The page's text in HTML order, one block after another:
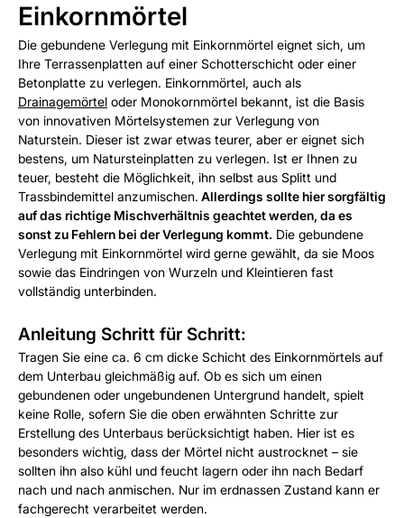
Einkornmörtel
Die gebundene Verlegung mit Einkornmörtel eignet sich, um
Ihre Terrassenplatten auf einer Schotterschicht oder einer
Betonplatte zu verlegen. Einkornmörtel, auch als
Drainagemörtel oder Monokornmörtel bekannt, ist die Basis
von innovativen Mörtelsystemen zur Verlegung von
Naturstein. Dieser ist zwar etwas teurer, aber er eignet sich
bestens, um Natursteinplatten zu verlegen. Ist er Ihnen zu
teuer, besteht die Möglichkeit, ihn selbst aus Splitt und
Trassbindemittel anzumischen. Allerdings sollte hier sorgfältig
auf das richtige Mischverhältnis geachtet werden, da es
sonst zu Fehlern bei der Verlegung kommt. Die gebundene
Verlegung mit Einkornmörtel wird gerne gewählt, da sie Moos
sowie das Eindringen von Wurzeln und Kleintieren fast
vollständig unterbinden.
Anleitung Schritt für Schritt:
Tragen Sie eine ca. 6 cm dicke Schicht des Einkornmörtels auf
dem Unterbau gleichmäßig auf. Ob es sich um einen
gebundenen oder ungebundenen Untergrund handelt, spielt
keine Rolle, sofern Sie die oben erwähnten Schritte zur
Erstellung des Unterbaus berücksichtigt haben. Hier ist es
besonders wichtig, dass der Mörtel nicht austrocknet – sie
sollten ihn also kühl und feucht lagern oder ihn nach Bedarf
nach und nach anmischen. Nur im erdnassen Zustand kann er
fachgerecht verarbeitet werden.